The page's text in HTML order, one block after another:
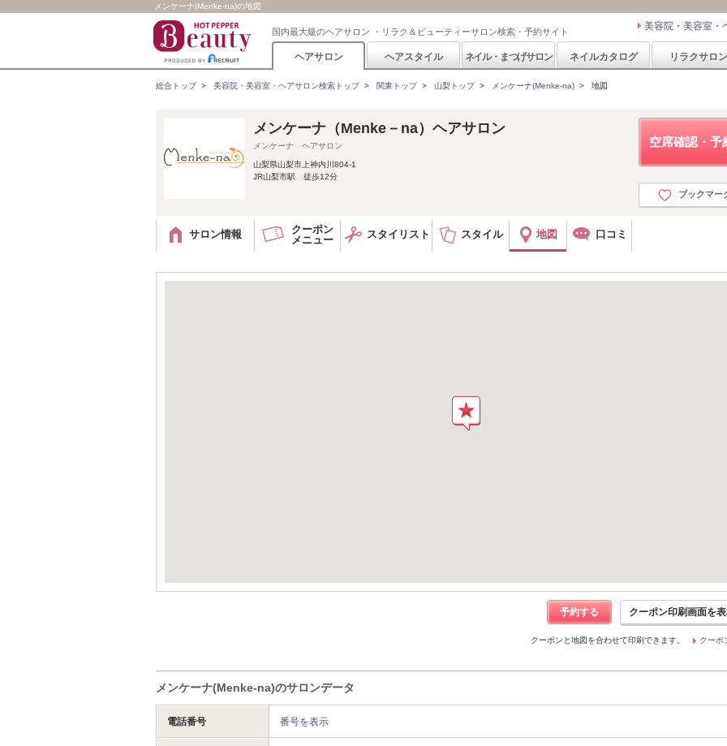
メンケーナ(Menke-na)の地図
国内最大級のヘアサロン ・リラク＆ビューティーサロン検索・予約サイト 美容院・美容室・
ヘアサロン ヘアスタイル ネイル・まつげサロン ネイルカタログ リラクサロン
総合トップ> 美容院・美容室・ヘアサロン検索トップ> 関東トップ> 山梨トップ> メンケーナ(Menke-na) > 地図
空席確認・予
ブックマー
メンケーナ（Menke－na）ヘアサロン
メンケーナ ヘアサロン
山梨県山梨市上神内川804-1
JR山梨市駅 徒歩12分
サロン情報
クーポン
メニュー
スタイリスト スタイル 地図 口コミ
予約する クーポン印刷画面を
クーポンと地図を合わせて印刷できます。 クーポ
メンケーナ(Menke-na)のサロンデータ
電話番号 番号を表示